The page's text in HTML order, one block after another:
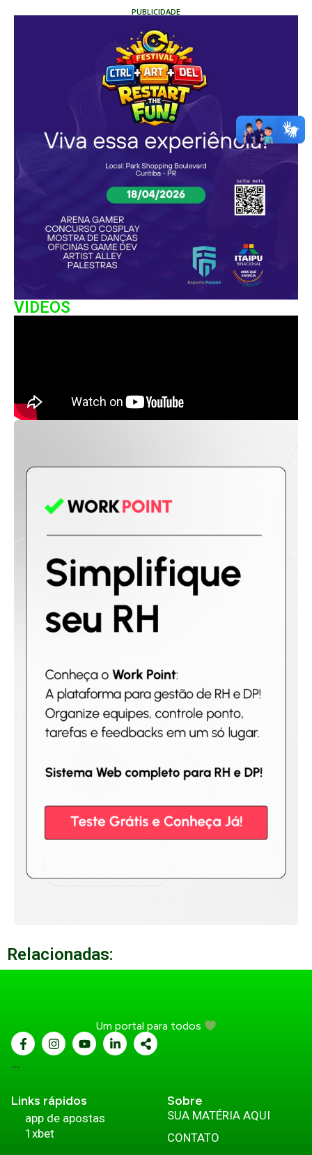
PUBLICIDADE
VIDEOS
Relacionadas:
Um portal para todos
...
Links rápidos
app de apostas
1xbet
Sobre
SUA MATÉRIA AQUI
CONTATO